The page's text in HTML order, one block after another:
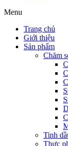
Menu
Trang chủ
Giới thiệu
Sản phẩm
Chăm
Tinh
Thực